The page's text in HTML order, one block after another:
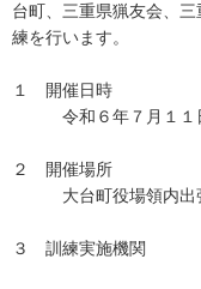
台町、三重県猟友会、
練を行います。
１ 開催日時
令和６年７月１１日
２ 開催場所
大台町役場領内出張
３ 訓練実施機関